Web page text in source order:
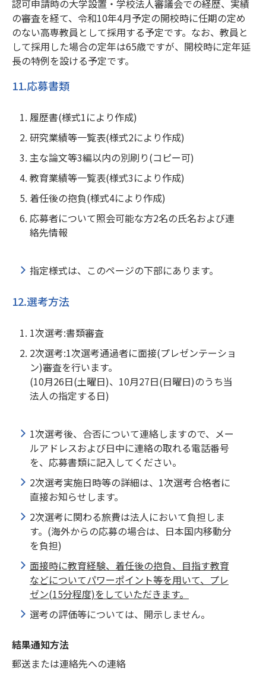
認可申請時の大学設置・学校法人審議会での経歴、実績
の審査を経て、令和10年4月予定の開校時に任期の定め
のない高専教員として採用する予定です。なお、教員と
して採用した場合の定年は65歳ですが、開校時に定年延
長の特例を設ける予定です。
11.応募書類
履歴書(様式1により作成)
研究業績等一覧表(様式2により作成)
主な論文等3編以内の別刷り(コピー可)
教育業績等一覧表(様式3により作成)
着任後の抱負(様式4により作成)
応募者について照会可能な方2名の氏名および連
絡先情報
指定様式は、このページの下部にあります。
12.選考方法
1次選考:書類審査
2次選考:1次選考通過者に面接(プレゼンテーショ
ン)審査を行います。
(10月26日(土曜日)、10月27日(日曜日)のうち当
法人の指定する日)
1次選考後、合否について連絡しますので、メー
ルアドレスおよび日中に連絡の取れる電話番号
を、応募書類に記入してください。
2次選考実施日時等の詳細は、1次選考合格者に
直接お知らせします。
2次選考に関わる旅費は法人において負担しま
す。(海外からの応募の場合は、日本国内移動分
を負担)
面接時に教育経験、着任後の抱負、目指す教育
などについてパワーポイント等を用いて、プレ
ゼン(15分程度)をしていただきます。
選考の評価等については、開示しません。
結果通知方法
郵送または連絡先への連絡